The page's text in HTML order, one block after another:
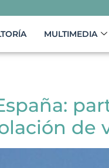
MULTIMEDIA
de